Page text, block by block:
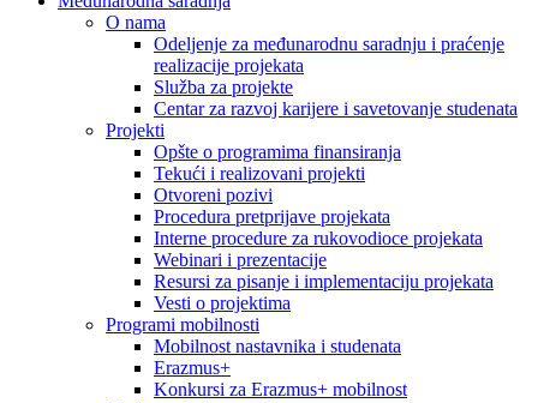
O nama
Odeljenje za međunarodnu saradnju i praćenje
realizacije projekata
Služba za projekte
Centar za razvoj karijere i savetovanje studenata
Projekti
Opšte o programima finansiranja
Tekući i realizovani projekti
Otvoreni pozivi
Procedura pretprijave projekata
Interne procedure za rukovodioce projekata
Webinari i prezentacije
Resursi za pisanje i implementaciju projekata
Vesti o projektima
Programi mobilnosti
Mobilnost nastavnika i studenata
Erazmus+
Konkursi za Erazmus+ mobilnost